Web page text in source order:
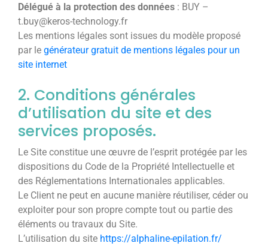
Délégué à la protection des données : BUY –
t.buy@keros-technology.fr
Les mentions légales sont issues du modèle proposé
par le générateur gratuit de mentions légales pour un
site internet
2. Conditions générales
d’utilisation du site et des
services proposés.
Le Site constitue une œuvre de l’esprit protégée par les
dispositions du Code de la Propriété Intellectuelle et
des Réglementations Internationales applicables.
Le Client ne peut en aucune manière réutiliser, céder ou
exploiter pour son propre compte tout ou partie des
éléments ou travaux du Site.
L’utilisation du site https://alphaline-epilation.fr/